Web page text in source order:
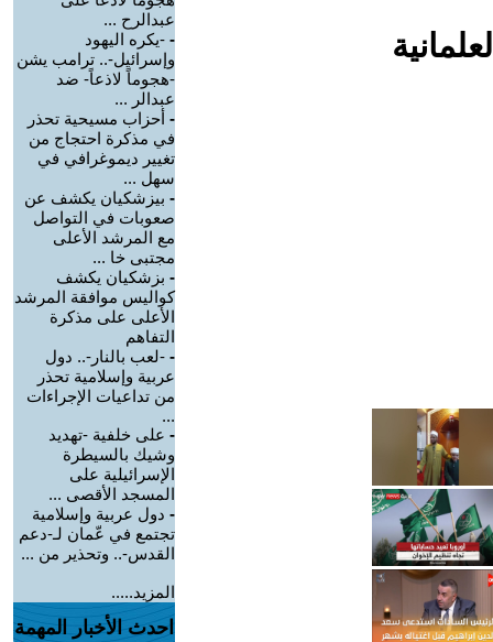
عبدالرح ...
- -يكره اليهود
وإسرائيل-.. ترامب يشن
-هجوماً لاذعاً- ضد
عبدالر ...
- أحزاب مسيحية تحذر
في مذكرة احتجاج من
تغيير ديموغرافي في
سهل ...
- بيزشكيان يكشف عن
صعوبات في التواصل
مع المرشد الأعلى
مجتبى خا ...
- بزشكيان يكشف
كواليس موافقة المرشد
الأعلى على مذكرة
التفاهم
- -لعب بالنار-.. دول
عربية وإسلامية تحذر
من تداعيات الإجراءات
...
- على خلفية -تهديد
وشيك بالسيطرة
الإسرائيلية على
المسجد الأقصى ...
- دول عربية وإسلامية
تجتمع في عّمان لـ-دعم
القدس-.. وتحذير من ...
المزيد.....
احدث الأخبار المهمة